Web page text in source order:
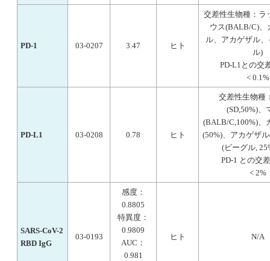
PD-1 03-0207 3.47 ヒト
交差性生物種：ラ
ウス(BALB/C)、
ル、アカゲザル
ル)
PD-L1との交
< 0.1%
PD-L1 03-0208 0.78 ヒト
交差性生物種
(SD,50%)、
(BALB/C,100%)、
(50%)、アカゲザ
(ビーグル,
PD-1 との交
< 2%
SARS-CoV-2
RBD IgG
03-0193
感度：
0.8805
特異度：
0.9809
AUC：
0.981
ヒト N/A